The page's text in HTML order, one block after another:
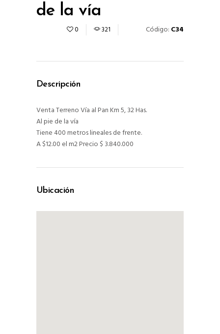
de la vía
0 321 Código: C34
Descripción
Venta Terreno Vía al Pan Km 5, 32 Has.
Al pie de la vía
Tiene 400 metros lineales de frente.
A $12.00 el m2 Precio $ 3.840.000
Ubicación